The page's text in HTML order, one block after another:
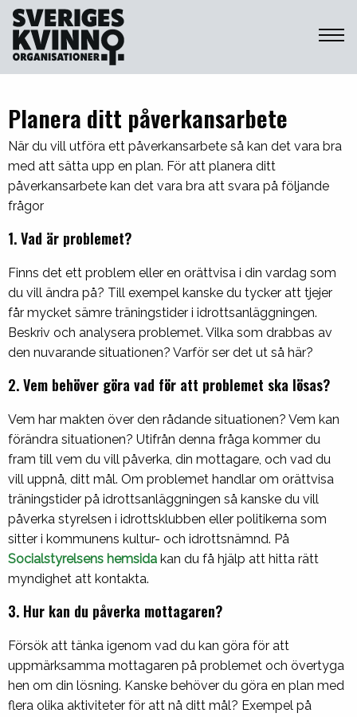
Sveriges Kvinnoorganisationer
Planera ditt påverkansarbete
När du vill utföra ett påverkansarbete så kan det vara bra
med att sätta upp en plan. För att planera ditt
påverkansarbete kan det vara bra att svara på följande
frågor
1. Vad är problemet?
Finns det ett problem eller en orättvisa i din vardag som
du vill ändra på? Till exempel kanske du tycker att tjejer
får mycket sämre träningstider i idrottsanläggningen.
Beskriv och analysera problemet. Vilka som drabbas av
den nuvarande situationen? Varför ser det ut så här?
2. Vem behöver göra vad för att problemet ska lösas?
Vem har makten över den rådande situationen? Vem kan
förändra situationen? Utifrån denna fråga kommer du
fram till vem du vill påverka, din mottagare, och vad du
vill uppnå, ditt mål. Om problemet handlar om orättvisa
träningstider på idrottsanläggningen så kanske du vill
påverka styrelsen i idrottsklubben eller politikerna som
sitter i kommunens kultur- och idrottsnämnd. På
Socialstyrelsens hemsida kan du få hjälp att hitta rätt
myndighet att kontakta.
3. Hur kan du påverka mottagaren?
Försök att tänka igenom vad du kan göra för att
uppmärksamma mottagaren på problemet och övertyga
hen om din lösning. Kanske behöver du göra en plan med
flera olika aktiviteter för att nå ditt mål? Exempel på